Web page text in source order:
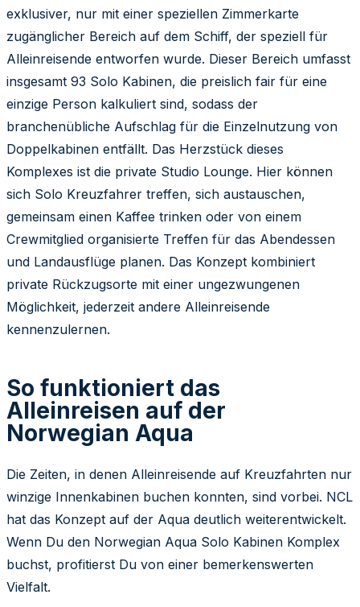
exklusiver, nur mit einer speziellen Zimmerkarte
zugänglicher Bereich auf dem Schiff, der speziell für
Alleinreisende entworfen wurde. Dieser Bereich umfasst
insgesamt 93 Solo Kabinen, die preislich fair für eine
einzige Person kalkuliert sind, sodass der
branchenübliche Aufschlag für die Einzelnutzung von
Doppelkabinen entfällt. Das Herzstück dieses
Komplexes ist die private Studio Lounge. Hier können
sich Solo Kreuzfahrer treffen, sich austauschen,
gemeinsam einen Kaffee trinken oder von einem
Crewmitglied organisierte Treffen für das Abendessen
und Landausflüge planen. Das Konzept kombiniert
private Rückzugsorte mit einer ungezwungenen
Möglichkeit, jederzeit andere Alleinreisende
kennenzulernen.
So funktioniert das
Alleinreisen auf der
Norwegian Aqua
Die Zeiten, in denen Alleinreisende auf Kreuzfahrten nur
winzige Innenkabinen buchen konnten, sind vorbei. NCL
hat das Konzept auf der Aqua deutlich weiterentwickelt.
Wenn Du den Norwegian Aqua Solo Kabinen Komplex
buchst, profitierst Du von einer bemerkenswerten
Vielfalt.